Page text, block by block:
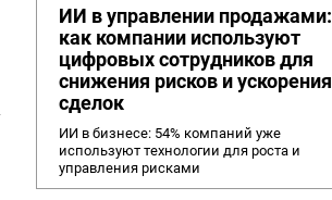
ИИ в управлении продажами:
как компании используют
цифровых сотрудников для
снижения рисков и ускорения
сделок
ИИ в бизнесе: 54% компаний уже
используют технологии для роста и
управления рисками